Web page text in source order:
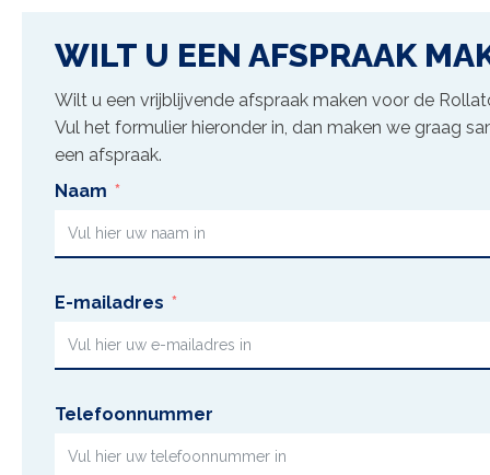
WILT U EEN AFSPRAAK
Wilt u een vrijblijvende afspraak maken voor de
Vul het formulier hieronder in, dan maken we graag
een afspraak.
Naam
E-mailadres
Telefoonnummer